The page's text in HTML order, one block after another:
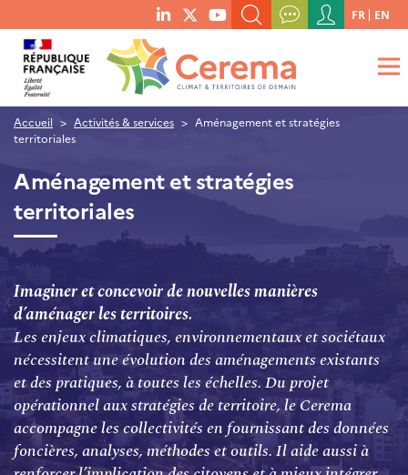
menu
social
links
RECHERCHER UN MOT-CLÉ, UNE PUBLICATION, ETC.
QUE RECHERCHEZ-VOUS ?
Menu
du
compte
de
l'utilisateur
FR EN
Accueil Activités & services
Aménagement et stratégies
territoriales
Aménagement et stratégies
territoriales
Imaginer et concevoir de nouvelles manières
d’aménager les territoires.
Les enjeux climatiques, environnementaux et sociétaux
nécessitent une évolution des aménagements existants
et des pratiques, à toutes les échelles. Du projet
opérationnel aux stratégies de territoire, le Cerema
accompagne les collectivités en fournissant des données
foncières, analyses, méthodes et outils. Il aide aussi à